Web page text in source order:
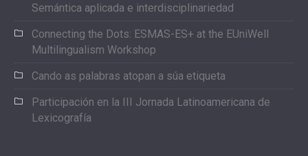
Semántica aplicada e interdisciplinariedad
Connecting the Dots: ESMAS-ES+ at the EUniWell
Multilingualism Workshop
Cando as palabras atopan a súa etiqueta
Participación en la III Jornada Latinoamericana de
Lexicografía